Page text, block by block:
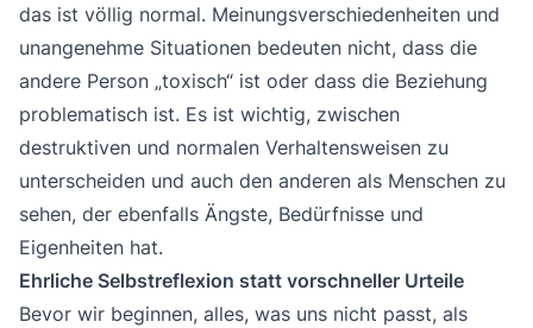
das ist völlig normal. Meinungsverschiedenheiten und
unangenehme Situationen bedeuten nicht, dass die
andere Person „toxisch“ ist oder dass die Beziehung
problematisch ist. Es ist wichtig, zwischen
destruktiven und normalen Verhaltensweisen zu
unterscheiden und auch den anderen als Menschen zu
sehen, der ebenfalls Ängste, Bedürfnisse und
Eigenheiten hat.
Ehrliche Selbstreflexion statt vorschneller Urteile
Bevor wir beginnen, alles, was uns nicht passt, als